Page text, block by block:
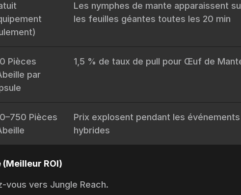
Les nymphes de mante apparaissent
les feuilles géantes toutes les 20 min
Pièces
par
1,5 % de taux de pull pour Œuf de
Pièces
Prix explosent pendant les événements
hybrides
ROI)
vous vers Jungle Reach.